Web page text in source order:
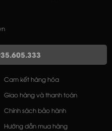
Cam kết hàng hóa
Giao hàng và thanh toán
Chính sách bảo hành
Hướng dẫn mua hàng